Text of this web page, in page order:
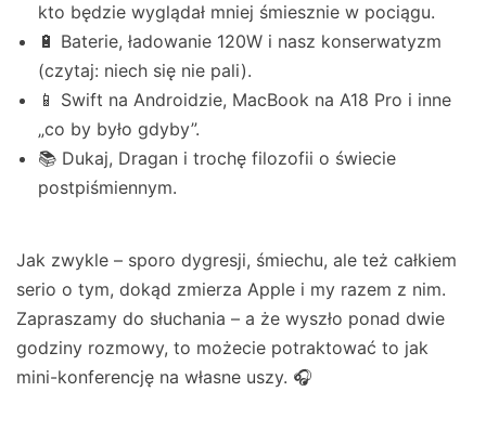
kto będzie wyglądał mniej śmiesznie w pociągu.
🔋 Baterie, ładowanie 120W i nasz konserwatyzm
(czytaj: niech się nie pali).
📱 Swift na Androidzie, MacBook na A18 Pro i inne
„co by było gdyby”.
📚 Dukaj, Dragan i trochę filozofii o świecie
postpiśmiennym.
Jak zwykle – sporo dygresji, śmiechu, ale też całkiem
serio o tym, dokąd zmierza Apple i my razem z nim.
Zapraszamy do słuchania – a że wyszło ponad dwie
godziny rozmowy, to możecie potraktować to jak
mini-konferencję na własne uszy. 🎧